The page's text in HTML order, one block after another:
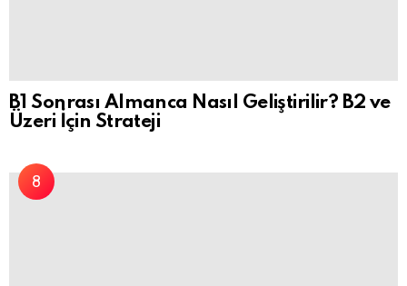
B1 Sonrası Almanca Nasıl Geliştirilir? B2 ve
Üzeri İçin Strateji